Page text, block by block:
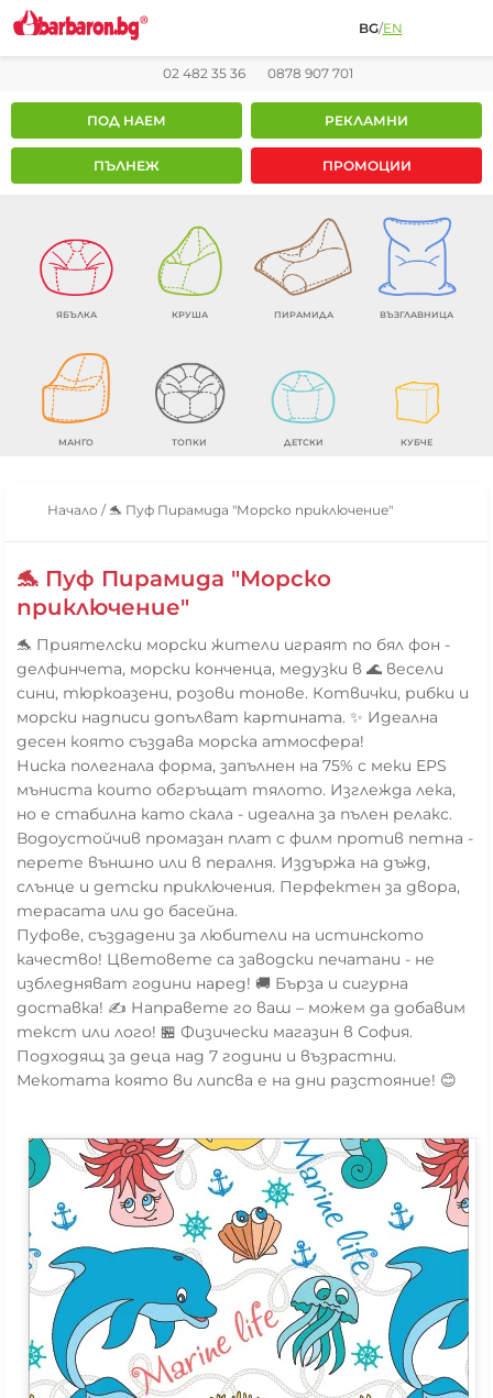
BG/EN
02 482 35 36 0878 907 701
ПОД НАЕМ РЕКЛАМНИ
ПЪЛНЕЖ ПРОМОЦИИ
ЯБЪЛКА КРУША ПИРАМИДА ВЪЗГЛАВНИЦА
МАНГО ТОПКИ ДЕТСКИ КУБЧЕ
Начало /🐬 Пуф Пирамида "Морско приключение"
🐬 Пуф Пирамида "Морско
приключение"
🐬 Приятелски морски жители играят по бял фон -
делфинчета, морски конченца, медузки в 🌊 весели
сини, тюркоазени, розови тонове. Котвички, рибки и
морски надписи допълват картината. ✨ Идеална
десен която създава морска атмосфера!
Ниска полегнала форма, запълнен на 75% с меки EPS
мъниста които обгръщат тялото. Изглежда лека,
но е стабилна като скала - идеална за пълен релакс.
Водоустойчив промазан плат с филм против петна -
перете външно или в пералня. Издържа на дъжд,
слънце и детски приключения. Перфектен за двора,
терасата или до басейна.
Пуфове, създадени за любители на истинското
качество! Цветовете са заводски печатани - не
избледняват години наред! 🚚 Бърза и сигурна
доставка! ✍️ Направете го ваш – можем да добавим
текст или лого! 🏪 Физически магазин в София.
Подходящ за деца над 7 години и възрастни.
Мекотата която ви липсва е на дни разстояние! 😊